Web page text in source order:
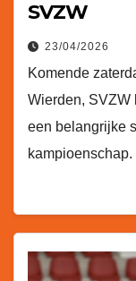
SVZW
23/04/2026
Komende
Wierden, SVZW
een belangrijke